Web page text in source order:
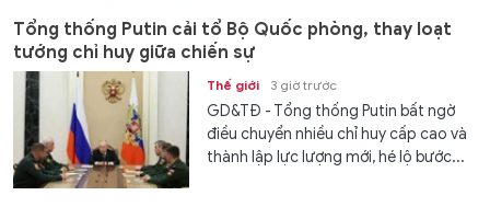
Tổng thống Putin cải tổ Bộ Quốc phòng, thay loạt
tướng chỉ huy giữa chiến sự
Thế giới 3 giờ trước
GD&TĐ - Tổng thống Putin bất ngờ
điều chuyển nhiều chỉ huy cấp cao và
thành lập lực lượng mới, hé lộ bước...